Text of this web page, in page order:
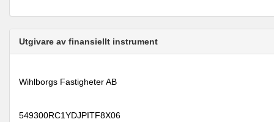
Utgivare av finansiellt instrument
Wihlborgs Fastigheter AB
549300RC1YDJPITF8X06